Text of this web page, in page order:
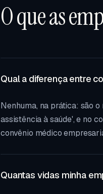
O que as
Qual a diferença entre
Nenhuma, na prática: são
assistência à saúde', e no
convênio médico
Quantas vidas minha